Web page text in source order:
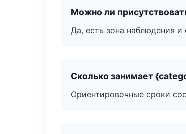
Можно ли
Да, есть зона наблюдения
Сколько занимает
Ориентировочные сроки